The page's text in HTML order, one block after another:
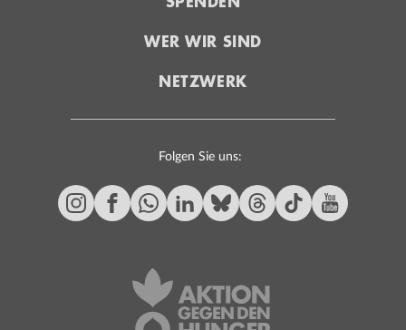
WER WIR SIND
NETZWERK
Folgen Sie uns: